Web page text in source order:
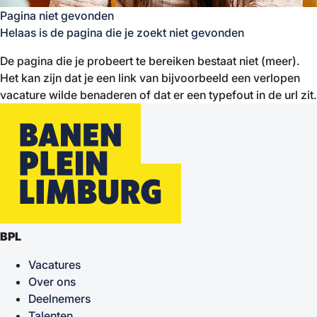
Pagina niet gevonden
Helaas is de pagina die je zoekt niet gevonden
De pagina die je probeert te bereiken bestaat niet (meer).
Het kan zijn dat je een link van bijvoorbeeld een verlopen
vacature wilde benaderen of dat er een typefout in de url zit.
BPL
Vacatures
Over ons
Deelnemers